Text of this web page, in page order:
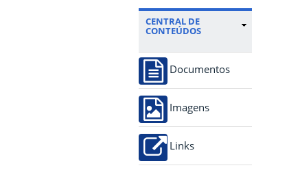
CENTRAL DE
CONTEÚDOS
Documentos
Imagens
Links